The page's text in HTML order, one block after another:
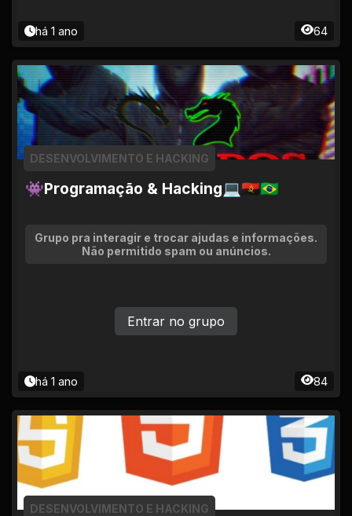
há 1 ano 64
👾Programação & Hacking💻🇦🇴🇧🇷
DESENVOLVIMENTO E HACKING
Grupo pra interagir e trocar ajudas e informações.
Não permitido spam ou anúncios.
há 1 ano 84
Entrar no grupo
DESENVOLVIMENTO E HACKING